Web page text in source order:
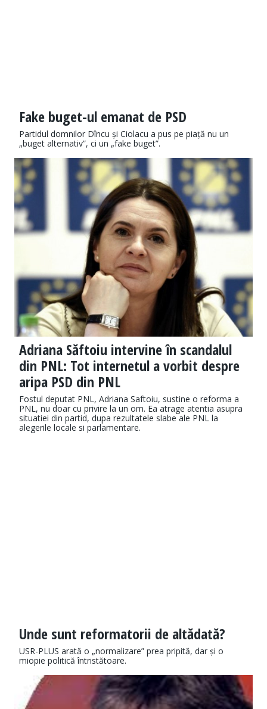
Fake buget-ul emanat de PSD
Partidul domnilor Dîncu și Ciolacu a pus pe piață nu un
„buget alternativ”, ci un „fake buget”.
Adriana Săftoiu intervine în scandalul
din PNL: Tot internetul a vorbit despre
aripa PSD din PNL
Fostul deputat PNL, Adriana Saftoiu, sustine o reforma a
PNL, nu doar cu privire la un om. Ea atrage atentia asupra
situatiei din partid, dupa rezultatele slabe ale PNL la
alegerile locale si parlamentare.
Unde sunt reformatorii de altădată?
USR-PLUS arată o „normalizare” prea pripită, dar și o
miopie politică întristătoare.